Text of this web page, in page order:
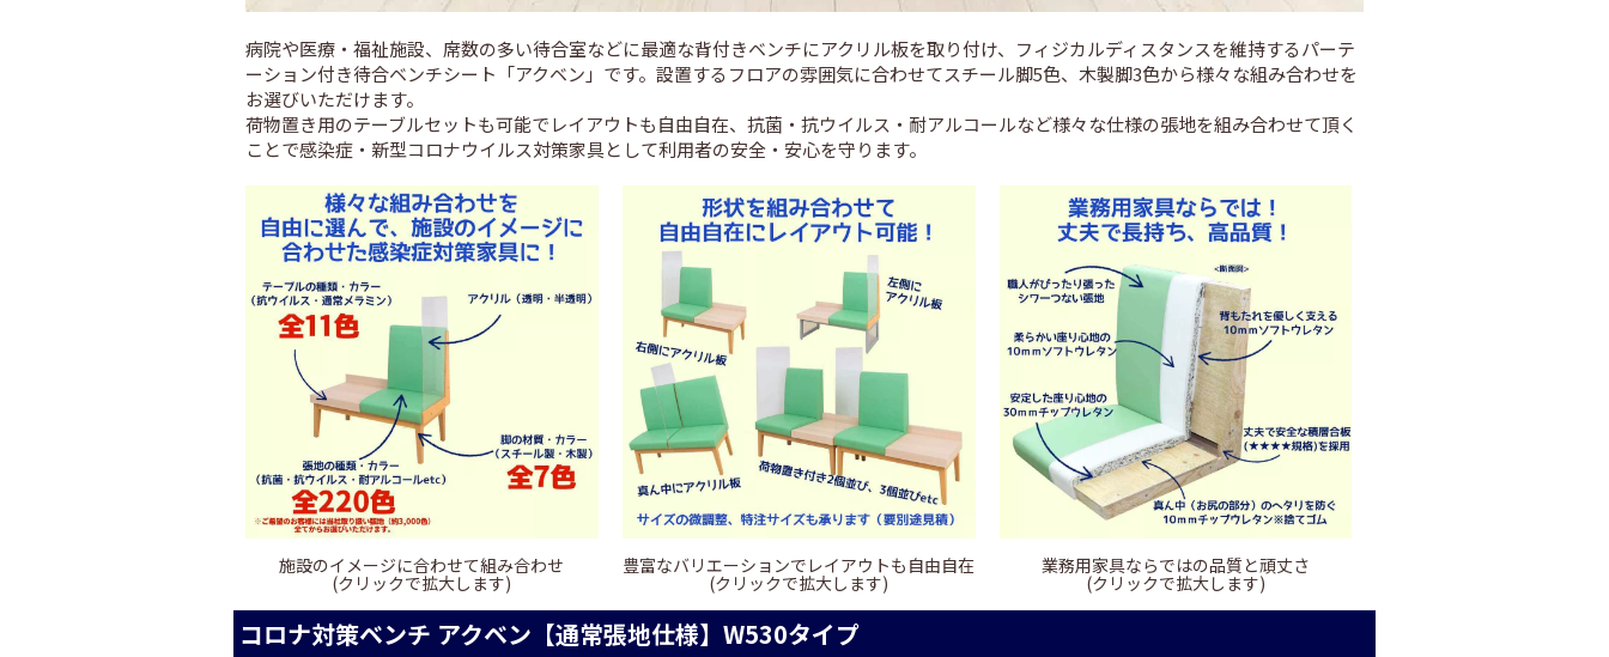
病院や医療・福祉施設、席数の多い待合室などに最適な背付きベンチにアクリル板を取り付け、フィジカルディスタンスを維持するパーテ
ーション付き待合ベンチシート「アクベン」です。設置するフロアの雰囲気に合わせてスチール脚5色、木製脚3色から様々な組み合わせを
お選びいただけます。
荷物置き用のテーブルセットも可能でレイアウトも自由自在、抗菌・抗ウイルス・耐アルコールなど様々な仕様の張地を組み合わせて頂く
ことで感染症・新型コロナウイルス対策家具として利用者の安全・安心を守ります。
施設のイメージに合わせて組み合わせ
(クリックで拡大します)
豊富なバリエーションでレイアウトも自由自在
(クリックで拡大します)
業務用家具ならではの品質と頑丈さ
(クリックで拡大します)
コロナ対策ベンチ アクベン【通常張地仕様】W530タイプ